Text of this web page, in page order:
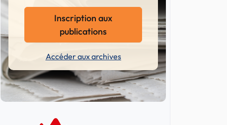
Inscription aux
publications
Accéder aux archives